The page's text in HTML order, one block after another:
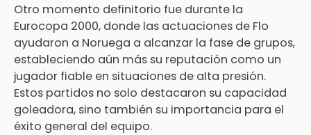
Otro momento definitorio fue durante la
Eurocopa 2000, donde las actuaciones de Flo
ayudaron a Noruega a alcanzar la fase de grupos,
estableciendo aún más su reputación como un
jugador fiable en situaciones de alta presión.
Estos partidos no solo destacaron su capacidad
goleadora, sino también su importancia para el
éxito general del equipo.